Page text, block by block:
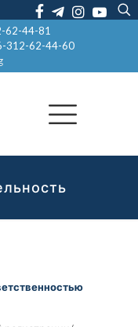
62-44-81
312-62-44-60